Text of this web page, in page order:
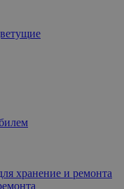
хранение и ремонта